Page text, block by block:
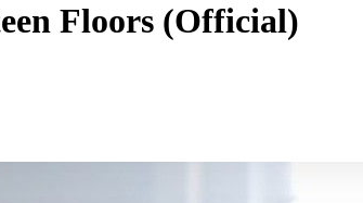
Floors (Official)